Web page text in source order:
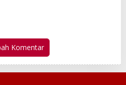
Komentar